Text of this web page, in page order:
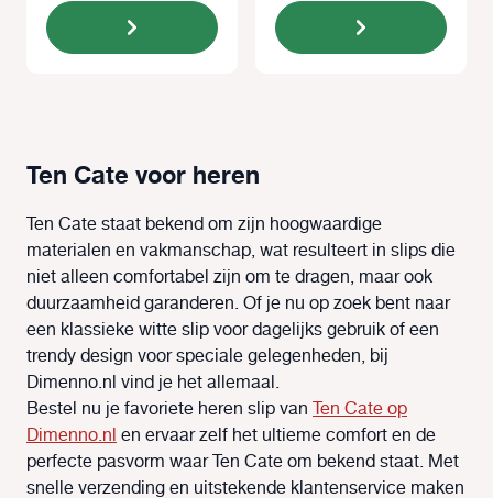
Ten Cate voor heren
Ten Cate staat bekend om zijn hoogwaardige
materialen en vakmanschap, wat resulteert in slips die
niet alleen comfortabel zijn om te dragen, maar ook
duurzaamheid garanderen. Of je nu op zoek bent naar
een klassieke witte slip voor dagelijks gebruik of een
trendy design voor speciale gelegenheden, bij
Dimenno.nl vind je het allemaal.
Bestel nu je favoriete heren slip van Ten Cate op
Dimenno.nlen ervaar zelf het ultieme comfort en de
perfecte pasvorm waar Ten Cate om bekend staat. Met
snelle verzending en uitstekende klantenservice maken